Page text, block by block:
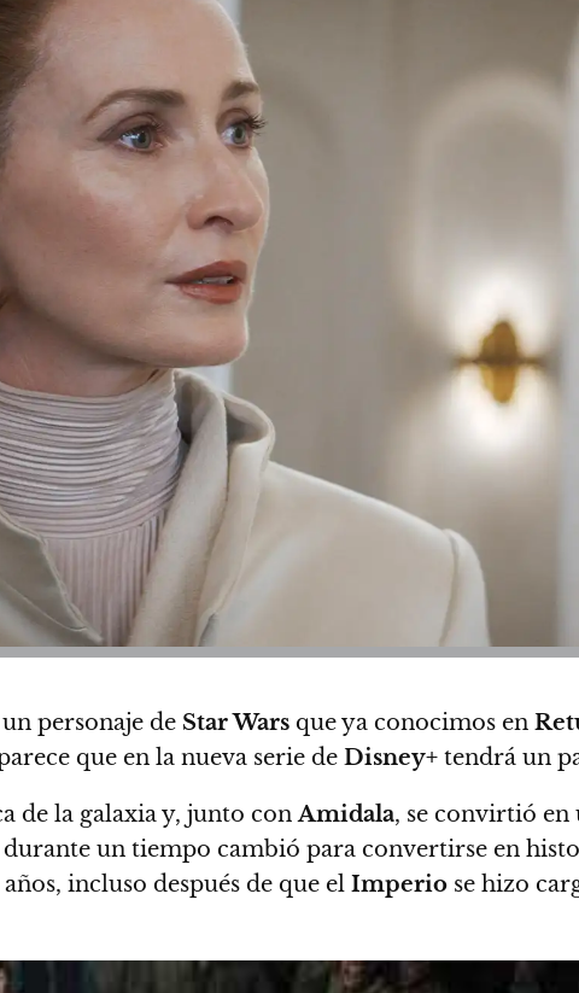
un personaje de Star Wars que ya conocimos en
que en la nueva serie de Disney+ tendrá un
de la galaxia y, junto conAmidala, se convirtió en
durante un tiempo cambió para convertirse en
incluso después de que el Imperio se hizo